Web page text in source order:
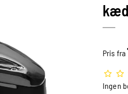
Pris fra
Ingen